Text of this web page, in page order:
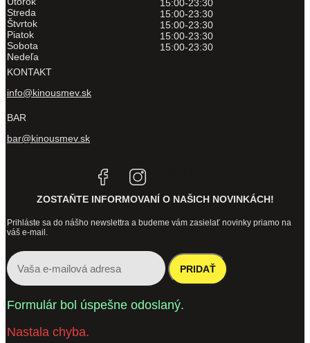
Streda
Štvrtok
Piatok
Sobota
Nedeľa
15:00-23:30
15:00-23:30
15:00-23:30
15:00-23:30
15:00-23:30
KONTAKT
info@kinousmev.sk
BAR
bar@kinousmev.sk
ZOSTAŇTE INFORMOVANÍ O NAŠICH NOVINKÁCH!
Prihláste sa do nášho newslettra a budeme vám zasielať novinky priamo na
váš e-mail.
PRIDAŤ
Formulár bol úspešne odoslaný.
Nastala chyba.